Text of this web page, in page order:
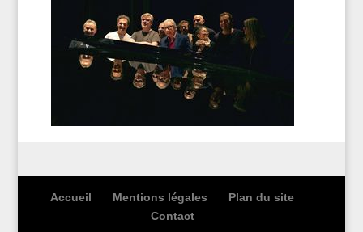
Accueil Mentions légales
Plan du site
Contact